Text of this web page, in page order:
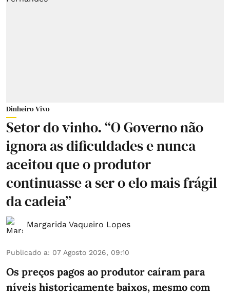
Dinheiro Vivo
Setor do vinho. “O Governo não
ignora as dificuldades e nunca
aceitou que o produtor
continuasse a ser o elo mais frágil
da cadeia”
Margarida Vaqueiro Lopes
Publicado a: 07 Agosto 2026, 09:10
Os preços pagos ao produtor caíram para
níveis historicamente baixos, mesmo com